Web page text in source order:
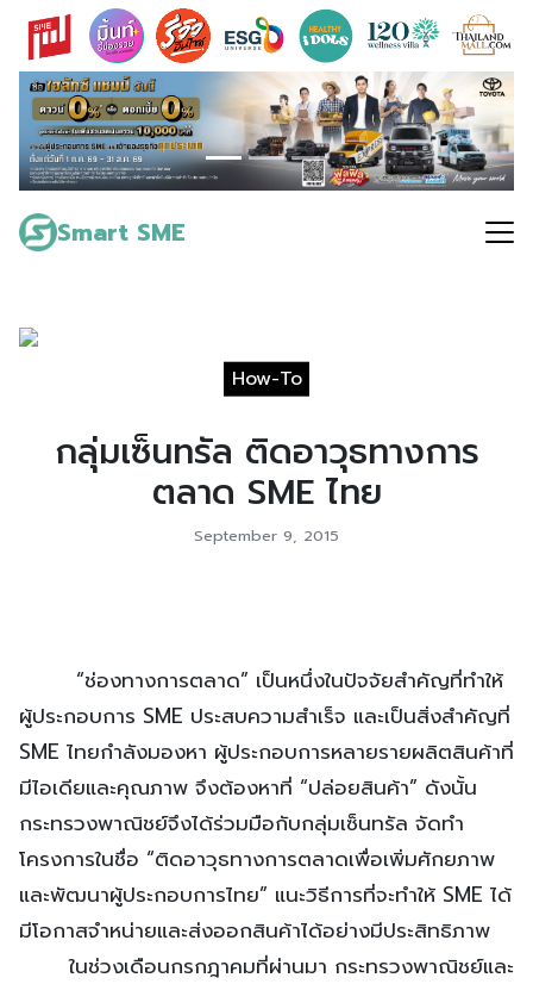
Skip
content
Smart SME
Search
for:
How-To
กลุ่มเซ็นทรัล ติดอาวุธทางการ
ตลาด SME ไทย
September 9, 2015
“ช่องทางการตลาด” เป็นหนึ่งในปัจจัยสำคัญที่ทำให้
ผู้ประกอบการ SME ประสบความสำเร็จ และเป็นสิ่งสำคัญที่
SME ไทยกำลังมองหา ผู้ประกอบการหลายรายผลิตสินค้าที่
มีไอเดียและคุณภาพ จึงต้องหาที่ “ปล่อยสินค้า” ดังนั้น
กระทรวงพาณิชย์จึงได้ร่วมมือกับกลุ่มเซ็นทรัล จัดทำ
โครงการในชื่อ “ติดอาวุธทางการตลาดเพื่อเพิ่มศักยภาพ
และพัฒนาผู้ประกอบการไทย” แนะวิธีการที่จะทำให้ SME ได้
มีโอกาสจำหน่ายและส่งออกสินค้าได้อย่างมีประสิทธิภาพ
ในช่วงเดือนกรกฎาคมที่ผ่านมา กระทรวงพาณิชย์และ